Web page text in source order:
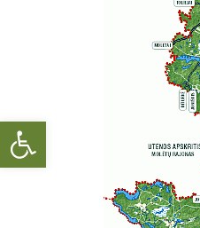
Open toolbar